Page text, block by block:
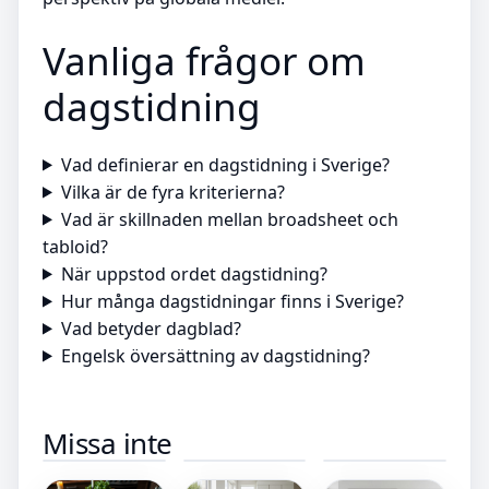
Vanliga frågor om
dagstidning
Vad definierar en dagstidning i Sverige?
Vilka är de fyra kriterierna?
Vad är skillnaden mellan broadsheet och
tabloid?
När uppstod ordet dagstidning?
Hur många dagstidningar finns i Sverige?
Vad betyder dagblad?
Engelsk översättning av dagstidning?
Missa inte
Turtle Air by
Nuna –